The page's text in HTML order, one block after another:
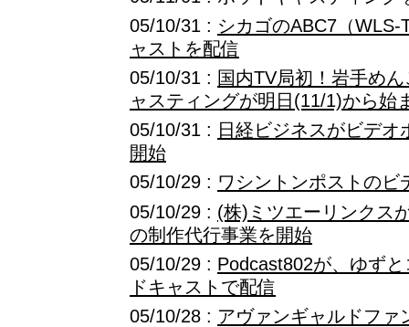
05/10/31 : シカゴのABC7（
ャストを配信
05/10/31 : 国内TV局初！岩手め
ャスティングが明日(11/1)から始
05/10/31 : 日経ビジネスがビデ
開始
05/10/29 : ワシントンポストのビ
05/10/29 : (株)ミツエーリンクス
の制作代行事業を開始
05/10/29 : Podcast802が、ゆず
ドキャストで配信
05/10/28 : アヴァンギャルドファ